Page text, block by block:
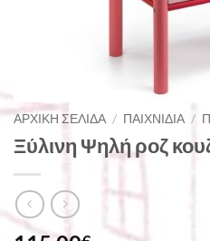
ΑΡΧΙΚΉ ΣΕΛΊΔΑ / ΠΑΙΧΝΊΔΙΑ /
Ξύλινη Ψηλή ροζ